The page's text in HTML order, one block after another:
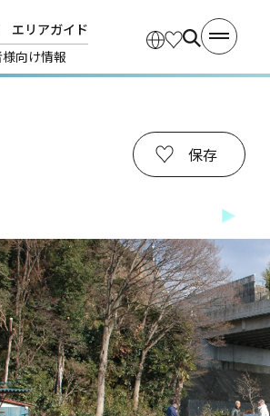
エリアガイド
向け情報
保存